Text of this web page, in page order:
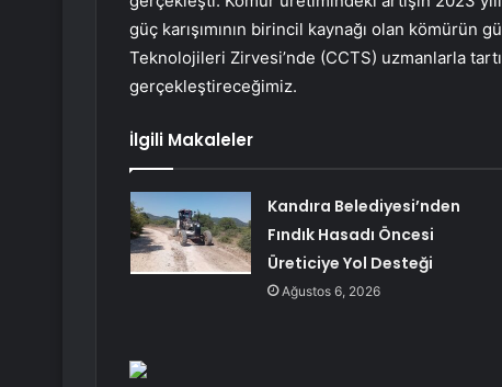
güç karışımının birincil kaynağı olan
Teknolojileri Zirvesi’nde (CCTS) uzmanlarla
gerçekleştireceğimiz.
İlgili Makaleler
Kandıra Belediyesi’nden
Fındık Hasadı Öncesi
Üreticiye Yol Desteği
Ağustos 6, 2026